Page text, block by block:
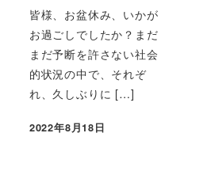
皆様、お盆休み、いかが
お過ごしでしたか？まだ
まだ予断を許さない社会
的状況の中で、それぞ
れ、久しぶりに […]
2022年8月18日